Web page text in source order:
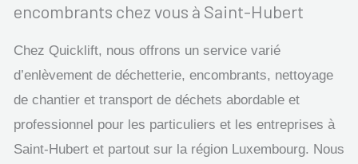
encombrants chez vous à Saint-Hubert
Chez Quicklift, nous offrons un service varié
d’enlèvement de déchetterie, encombrants, nettoyage
de chantier et transport de déchets abordable et
professionnel pour les particuliers et les entreprises à
Saint-Hubert et partout sur la région Luxembourg. Nous